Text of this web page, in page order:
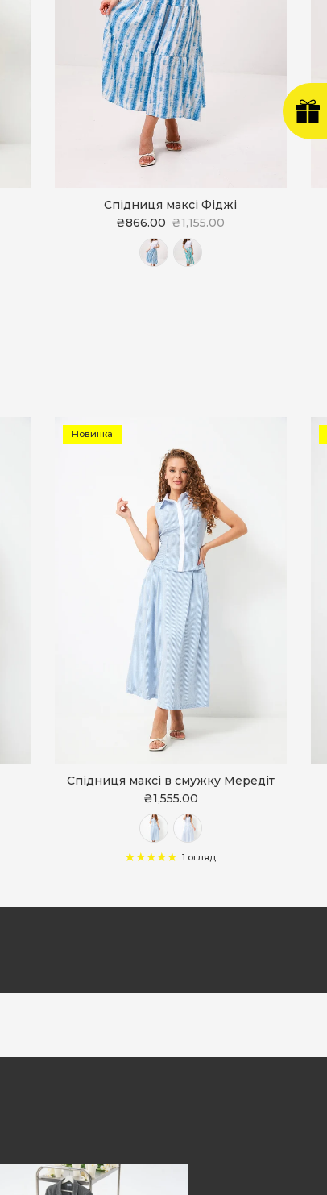
Спідниця максі Фіджі
₴866.00 ₴1,155.00
Новинка
Спідниця максі в смужку Мередіт
₴1,555.00
1 огляд